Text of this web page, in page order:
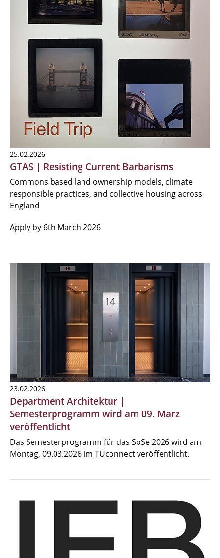
25.02.2026
GTAS | Resisting Current Barbarisms
Commons based land ownership models, climate
responsible practices, and collective housing across
England
Apply by 6th March 2026
23.02.2026
Department Architektur |
Semesterprogramm wird am 09. März
veröffentlicht
Das Semesterprogramm für das SoSe 2026 wird am
Montag, 09.03.2026 im TUconnect veröffentlicht.